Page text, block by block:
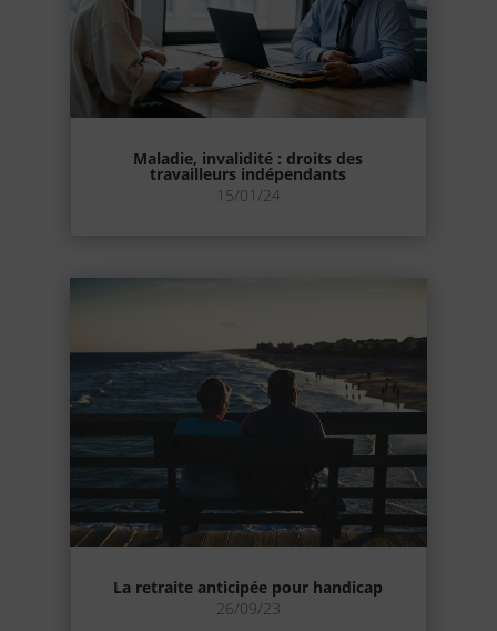
Maladie, invalidité : droits des
travailleurs indépendants
15/01/24
La retraite anticipée pour handicap
26/09/23